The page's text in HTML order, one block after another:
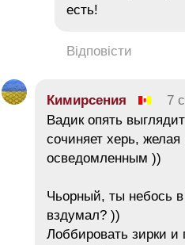
есть!
Відповісти
Кимирсения 7
Вадик опять
сочиняет херь,
осведомленным ))
Чьорный, ты небось
вздумал? ))
Лоббировать зирки и